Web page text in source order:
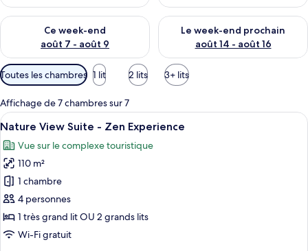
Ce week-end
août 7 - août 9
Vérifier la disponibilité pour ce week-end août 7 - août 9
Le week-end prochain
août 14 - août 16
Vérifier la disponibilité pour
Filtres
disponibles
pour
les
chambres
Toutes les chambres 1 lit 2 lits 3+ lits
Affichage de 7 chambres sur 7
Afficher
toutes
les
photos
pour
ce
type
de
chambre :
Literie de qualité supérieure, couette
6
Nature View Suite - Zen Experience
Vue sur le complexe touristique
110 m²
1 chambre
4 personnes
1 très grand lit OU 2 grands lits
Wi-Fi gratuit